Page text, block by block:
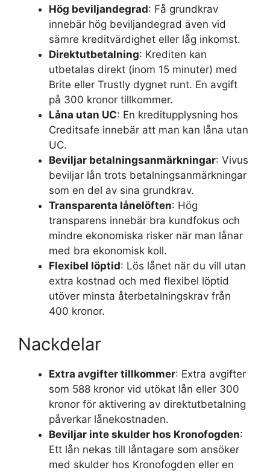
Hög beviljandegrad: Få grundkrav
innebär hög beviljandegrad även vid
sämre kreditvärdighet eller låg inkomst.
Direktutbetalning: Krediten kan
utbetalas direkt (inom 15 minuter) med
Brite eller Trustly dygnet runt. En avgift
på 300 kronor tillkommer.
Låna utan UC: En kreditupplysning hos
Creditsafe innebär att man kan låna utan
UC.
Beviljar betalningsanmärkningar: Vivus
beviljar lån trots betalningsanmärkningar
som en del av sina grundkrav.
Transparenta lånelöften: Hög
transparens innebär bra kundfokus och
mindre ekonomiska risker när man lånar
med bra ekonomisk koll.
Flexibel löptid: Lös lånet när du vill utan
extra kostnad och med flexibel löptid
utöver minsta återbetalningskrav från
400 kronor.
Nackdelar
Extra avgifter tillkommer: Extra avgifter
som 588 kronor vid utökat lån eller 300
kronor för aktivering av direktutbetalning
påverkar lånekostnaden.
Beviljar inte skulder hos Kronofogden:
Ett lån nekas till låntagare som ansöker
med skulder hos Kronofogden eller en